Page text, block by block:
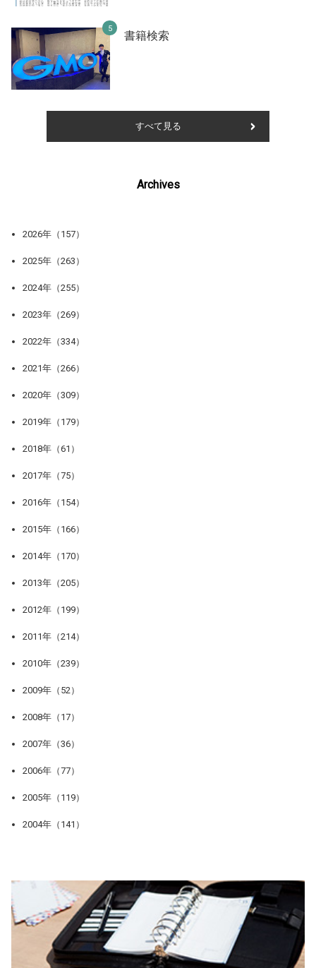
書籍検索
すべて見る
Archives
2026年（157）
2025年（263）
2024年（255）
2023年（269）
2022年（334）
2021年（266）
2020年（309）
2019年（179）
2018年（61）
2017年（75）
2016年（154）
2015年（166）
2014年（170）
2013年（205）
2012年（199）
2011年（214）
2010年（239）
2009年（52）
2008年（17）
2007年（36）
2006年（77）
2005年（119）
2004年（141）